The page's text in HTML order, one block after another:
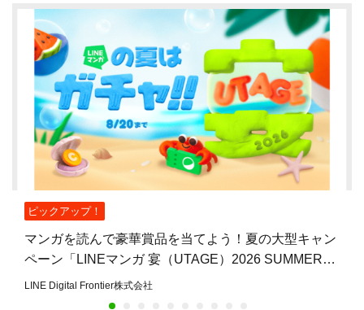
ピックアップ！
マンガを読んで豪華賞品を当てよう！夏の大型キャン
ペーン「LINEマンガ 宴（UTAGE）2026 SUMMER」
開催
LINE Digital Frontier株式会社